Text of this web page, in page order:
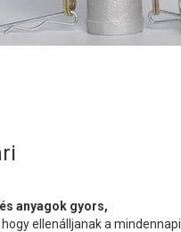
anyagok gyors,
ellenálljanak a mindennapi